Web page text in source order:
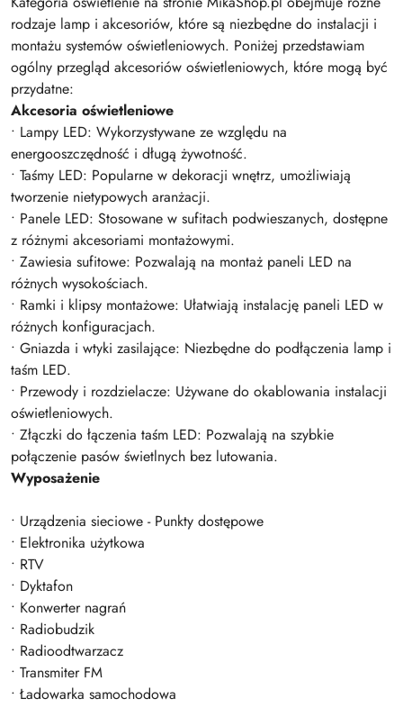
rodzaje lamp i akcesoriów, które są niezbędne do instalacji i
montażu systemów oświetleniowych. Poniżej przedstawiam
ogólny przegląd akcesoriów oświetleniowych, które mogą być
przydatne:
Akcesoria oświetleniowe
• Lampy LED: Wykorzystywane ze względu na
energooszczędność i długą żywotność.
• Taśmy LED: Popularne w dekoracji wnętrz, umożliwiają
tworzenie nietypowych aranżacji.
• Panele LED: Stosowane w sufitach podwieszanych, dostępne
z różnymi akcesoriami montażowymi.
• Zawiesia sufitowe: Pozwalają na montaż paneli LED na
różnych wysokościach.
• Ramki i klipsy montażowe: Ułatwiają instalację paneli LED w
różnych konfiguracjach.
• Gniazda i wtyki zasilające: Niezbędne do podłączenia lamp i
taśm LED.
• Przewody i rozdzielacze: Używane do okablowania instalacji
oświetleniowych.
• Złączki do łączenia taśm LED: Pozwalają na szybkie
połączenie pasów świetlnych bez lutowania.
Wyposażenie
• Urządzenia sieciowe - Punkty dostępowe
• Elektronika użytkowa
• RTV
• Dyktafon
• Konwerter nagrań
• Radiobudzik
• Radioodtwarzacz
• Transmiter FM
• Ładowarka samochodowa